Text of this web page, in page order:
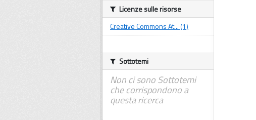
Licenze sulle risorse
Creative Commons At... (1)
Sottotemi
Non ci sono Sottotemi
che corrispondono a
questa ricerca